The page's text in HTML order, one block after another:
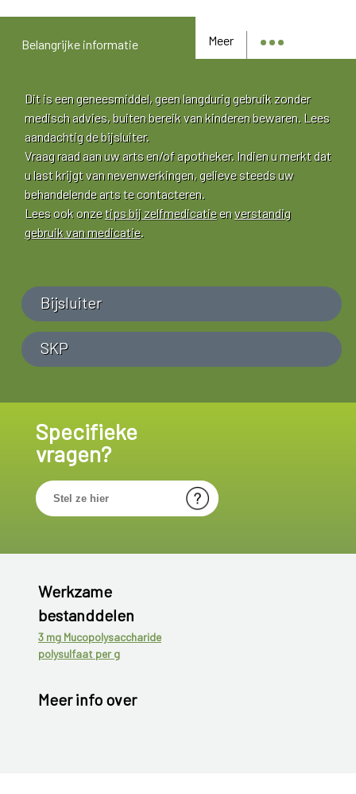
Meer
Belangrijke informatie
Dit is een geneesmiddel, geen langdurig gebruik zonder
medisch advies, buiten bereik van kinderen bewaren. Lees
aandachtig de bijsluiter.
Vraag raad aan uw arts en/of apotheker. Indien u merkt dat
u last krijgt van nevenwerkingen, gelieve steeds uw
behandelende arts te contacteren.
Lees ook onzetips bij zelfmedicatieenverstandig
gebruik van medicatie.
Bijsluiter
SKP
Specifieke
vragen?
Werkzame
bestanddelen
3 mg Mucopolysaccharide
polysulfaat per g
Meer info over